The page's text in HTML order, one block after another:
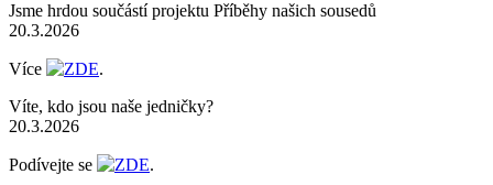
Jsme hrdou součástí projektu Příběhy našich sousedů
20.3.2026
Více ZDE.
Víte, kdo jsou naše jedničky?
20.3.2026
Podívejte se ZDE.